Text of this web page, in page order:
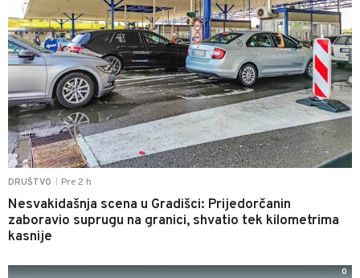
DRUŠTVO Pre 2 h
Nesvakidašnja scena u Gradišci: Prijedorčanin
zaboravio suprugu na granici, shvatio tek kilometrima
kasnije
0